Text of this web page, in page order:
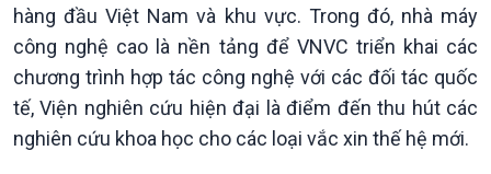
hàng đầu Việt Nam và khu vực. Trong đó, nhà máy
công nghệ cao là nền tảng để VNVC triển khai các
chương trình hợp tác công nghệ với các đối tác quốc
tế, Viện nghiên cứu hiện đại là điểm đến thu hút các
nghiên cứu khoa học cho các loại vắc xin thế hệ mới.